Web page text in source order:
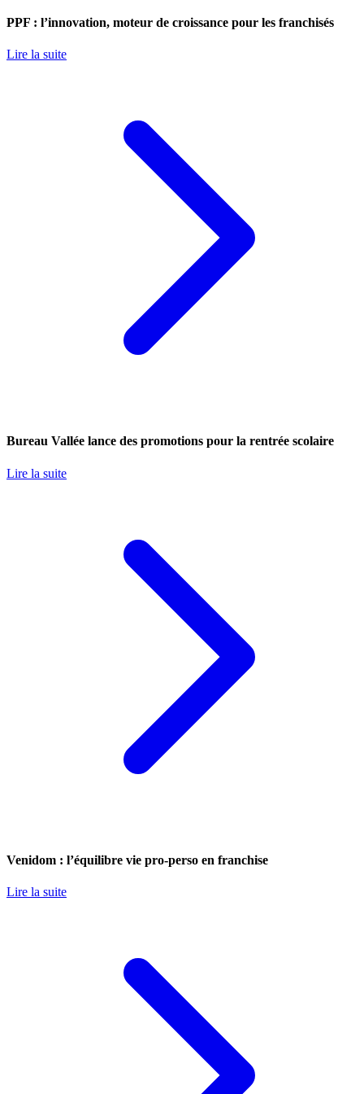
PPF : l’innovation, moteur de croissance pour les franchisés
Lire la suite
Bureau Vallée lance des promotions pour la rentrée scolaire
Lire la suite
Venidom : l’équilibre vie pro-perso en franchise
Lire la suite